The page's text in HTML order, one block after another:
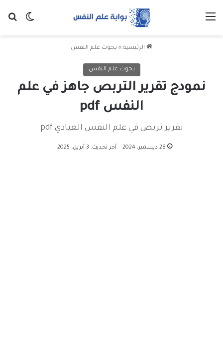
الرئيسية » بحوث علم النفس
بحوث علم النفس
نمودج تقرير التربص جاهز في علم
النفس pdf
تقرير تربص في علم النفس العيادي pdf
28 ديسمبر، 2024 آخر تحديث: 3 أبريل، 2025